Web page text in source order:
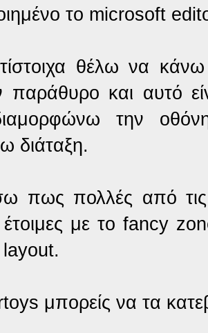
το microsoft
θέλω να κάνω
παράθυρο και αυτό
την
διάταξη.
πως πολλές από
έτοιμες με το fancy
layout.
μπορείς να τα